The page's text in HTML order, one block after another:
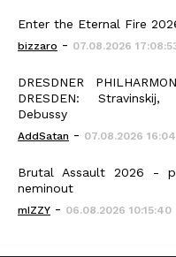
Enter the Eternal Fire
bizzaro - 07.08.2026
DRESDNER
DRESDEN:
Debussy
AddSatan - 07.08.2026
Brutal Assault 2026 -
neminout
mIZZY - 06.08.2026 10:15:40